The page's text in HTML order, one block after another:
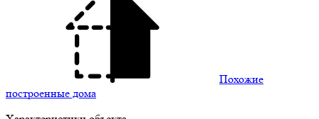
Похожие
построенные дома